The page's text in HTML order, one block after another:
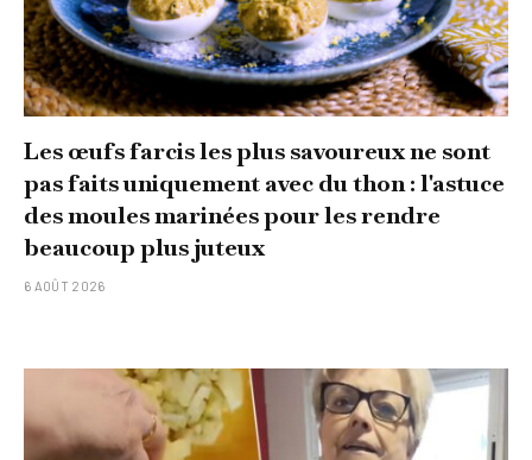
Les œufs farcis les plus savoureux ne sont
pas faits uniquement avec du thon : l'astuce
des moules marinées pour les rendre
beaucoup plus juteux
6 AOÛT 2026